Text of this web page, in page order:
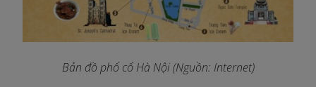
Bản đồ phố cổ Hà Nội(Nguồn: Internet)